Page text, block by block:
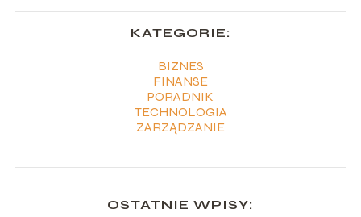
KATEGORIE:
BIZNES
FINANSE
PORADNIK
TECHNOLOGIA
ZARZĄDZANIE
OSTATNIE WPISY: